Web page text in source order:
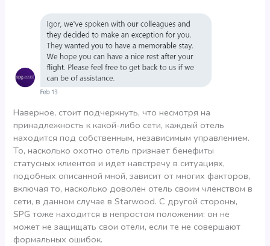
Наверное, стоит подчеркнуть, что несмотря на
принадлежность к какой-либо сети, каждый отель
находится под собственным, независимым управлением.
То, насколько охотно отель признает бенефиты
статусных клиентов и идет навстречу в ситуациях,
подобных описанной мной, зависит от многих факторов,
включая то, насколько доволен отель своим членством в
сети, в данном случае в Starwood. С другой стороны,
SPG тоже находится в непростом положении: он не
может не защищать свои отели, если те не совершают
формальных ошибок.